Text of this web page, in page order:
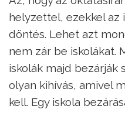
helyzettel, ezekkel az
döntés. Lehet azt
nem zár be iskolákat.
iskolák majd bezárják
olyan kihívás, amivel
kell. Egy iskola